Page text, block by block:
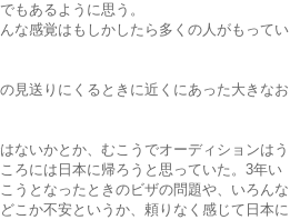
もあるように思う。
な感覚はもしかしたら多くの人がもってい
見送りにくるときに近くにあった大きなお
ないかとか、むこうでオーディションはう
ろには日本に帰ろうと思っていた。3年い
うとなったときのビザの問題や、いろんな
こか不安というか、頼りなく感じて日本に